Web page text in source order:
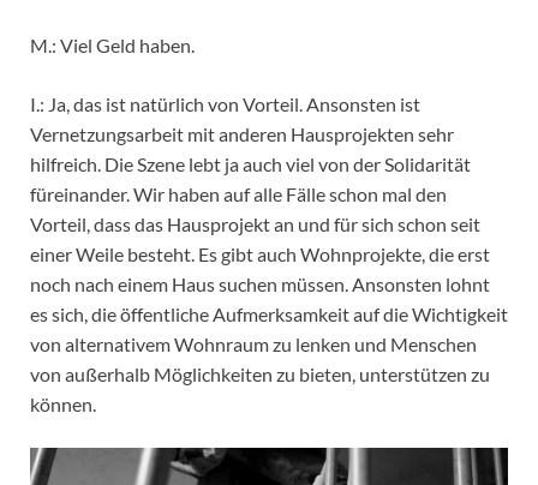
M.: Viel Geld haben.
I.: Ja, das ist natürlich von Vorteil. Ansonsten ist
Vernetzungsarbeit mit anderen Hausprojekten sehr
hilfreich. Die Szene lebt ja auch viel von der Solidarität
füreinander. Wir haben auf alle Fälle schon mal den
Vorteil, dass das Hausprojekt an und für sich schon seit
einer Weile besteht. Es gibt auch Wohnprojekte, die erst
noch nach einem Haus suchen müssen. Ansonsten lohnt
es sich, die öffentliche Aufmerksamkeit auf die Wichtigkeit
von alternativem Wohnraum zu lenken und Menschen
von außerhalb Möglichkeiten zu bieten, unterstützen zu
können.